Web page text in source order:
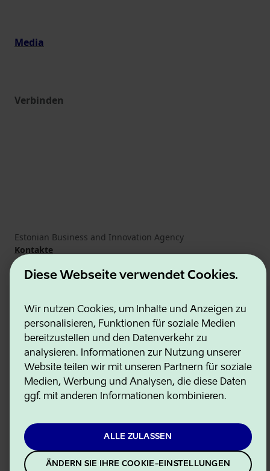
Diese Webseite verwendet Cookies.
Wir nutzen Cookies, um Inhalte und Anzeigen zu
personalisieren, Funktionen für soziale Medien
bereitzustellen und den Datenverkehr zu
analysieren. Informationen zur Nutzung unserer
Website teilen wir mit unseren Partnern für soziale
Medien, Werbung und Analysen, die diese Daten
ggf. mit anderen Informationen kombinieren.
ALLE ZULASSEN
ÄNDERN SIE IHRE COOKIE-EINSTELLUNGEN
Media
Verbinden
Estonian Business and Innovation Agency
Kontakte
Kooperationspartner
Nutzungsbedingungen